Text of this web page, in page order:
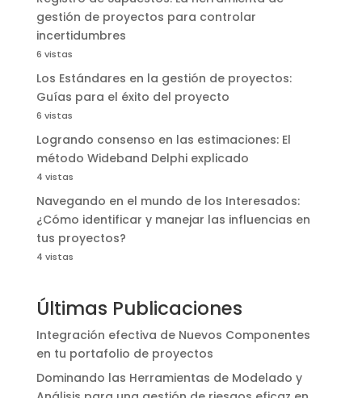
gestión de proyectos para controlar
incertidumbres
6 vistas
Los Estándares en la gestión de proyectos:
Guías para el éxito del proyecto
6 vistas
Logrando consenso en las estimaciones: El
método Wideband Delphi explicado
4 vistas
Navegando en el mundo de los Interesados:
¿Cómo identificar y manejar las influencias en
tus proyectos?
4 vistas
Últimas Publicaciones
Integración efectiva de Nuevos Componentes
en tu portafolio de proyectos
Dominando las Herramientas de Modelado y